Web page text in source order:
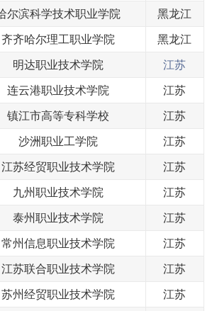
尔滨科学技术职业学院
黑龙江
齐齐哈尔理工职业学院
黑龙江
明达职业技术学院
江苏
连云港职业技术学院
江苏
镇江市高等专科学校
江苏
沙洲职业工学院
江苏
江苏经贸职业技术学院
江苏
九州职业技术学院
江苏
泰州职业技术学院
江苏
常州信息职业技术学院
江苏
江苏联合职业技术学院
江苏
苏州经贸职业技术学院
江苏